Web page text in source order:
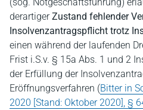
derartigerZustand fehlender
Insolvenzantragspflicht trotz
einen während der laufenden
Frist i.S.v. § 15a Abs. 1 und 2
der Erfüllung der
Eröffnungsverfahren (Bitter in
2020 [Stand: Oktober 2020], §